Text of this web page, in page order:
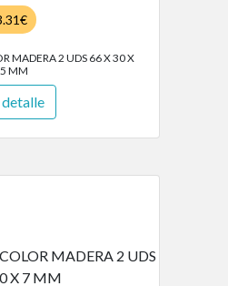
MADERA 2 UDS 66 X 30 X
MM